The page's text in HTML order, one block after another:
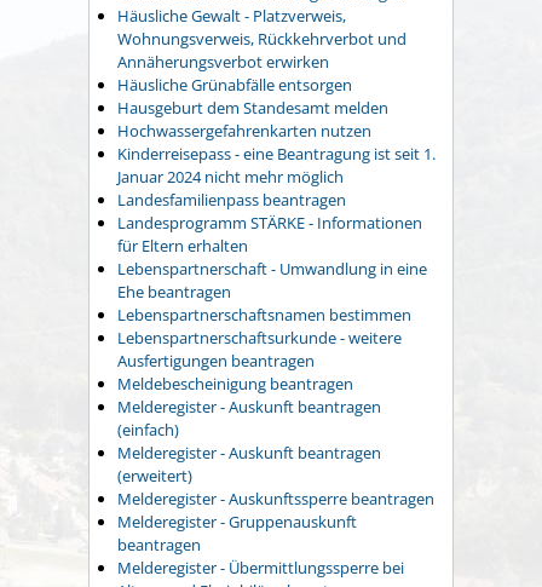
Häusliche Gewalt - Platzverweis,
Wohnungsverweis, Rückkehrverbot und
Annäherungsverbot erwirken
Häusliche Grünabfälle entsorgen
Hausgeburt dem Standesamt melden
Hochwassergefahrenkarten nutzen
Kinderreisepass - eine Beantragung ist seit 1.
Januar 2024 nicht mehr möglich
Landesfamilienpass beantragen
Landesprogramm STÄRKE - Informationen
für Eltern erhalten
Lebenspartnerschaft - Umwandlung in eine
Ehe beantragen
Lebenspartnerschaftsnamen bestimmen
Lebenspartnerschaftsurkunde - weitere
Ausfertigungen beantragen
Meldebescheinigung beantragen
Melderegister - Auskunft beantragen
(einfach)
Melderegister - Auskunft beantragen
(erweitert)
Melderegister - Auskunftssperre beantragen
Melderegister - Gruppenauskunft
beantragen
Melderegister - Übermittlungssperre bei